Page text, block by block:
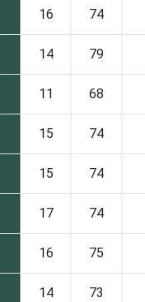
16 74
14 79
11 68
15 74
15 74
17 74
16 75
14 73